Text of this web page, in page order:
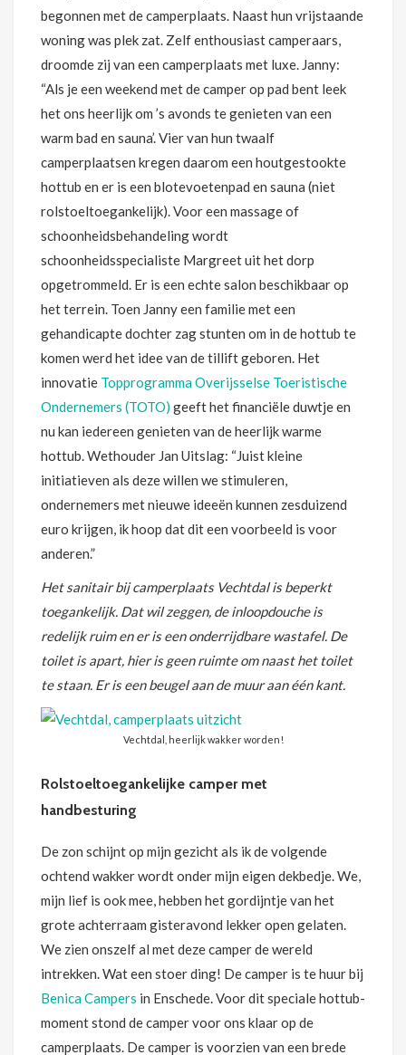
begonnen met de camperplaats. Naast hun vrijstaande
woning was plek zat. Zelf enthousiast camperaars,
droomde zij van een camperplaats met luxe. Janny:
“Als je een weekend met de camper op pad bent leek
het ons heerlijk om ’s avonds te genieten van een
warm bad en sauna’. Vier van hun twaalf
camperplaatsen kregen daarom een houtgestookte
hottub en er is een blotevoetenpad en sauna (niet
rolstoeltoegankelijk). Voor een massage of
schoonheidsbehandeling wordt
schoonheidsspecialiste Margreet uit het dorp
opgetrommeld. Er is een echte salon beschikbaar op
het terrein. Toen Janny een familie met een
gehandicapte dochter zag stunten om in de hottub te
komen werd het idee van de tillift geboren. Het
innovatie Topprogramma Overijsselse Toeristische
Ondernemers (TOTO) geeft het financiële duwtje en
nu kan iedereen genieten van de heerlijk warme
hottub. Wethouder Jan Uitslag: “Juist kleine
initiatieven als deze willen we stimuleren,
ondernemers met nieuwe ideeën kunnen zesduizend
euro krijgen, ik hoop dat dit een voorbeeld is voor
anderen.”
Het sanitair bij camperplaats Vechtdal is beperkt
toegankelijk. Dat wil zeggen, de inloopdouche is
redelijk ruim en er is een onderrijdbare wastafel. De
toilet is apart, hier is geen ruimte om naast het toilet
te staan. Er is een beugel aan de muur aan één kant.
Vechtdal, heerlijk wakker worden!
Rolstoeltoegankelijke camper met
handbesturing
De zon schijnt op mijn gezicht als ik de volgende
ochtend wakker wordt onder mijn eigen dekbedje. We,
mijn lief is ook mee, hebben het gordijntje van het
grote achterraam gisteravond lekker open gelaten.
We zien onszelf al met deze camper de wereld
intrekken. Wat een stoer ding! De camper is te huur bij
Benica Campers in Enschede. Voor dit speciale hottub-
moment stond de camper voor ons klaar op de
camperplaats. De camper is voorzien van een brede